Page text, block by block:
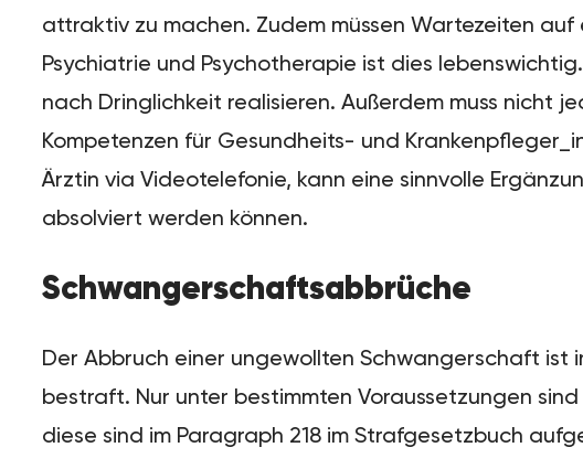
attraktiv zu machen. Zudem müssen Wartezeiten
Psychiatrie und Psychotherapie ist dies
nach Dringlichkeit realisieren. Außerdem muss
Kompetenzen für Gesundheits- und
Ärztin via Videotelefonie, kann eine sinnvolle
absolviert werden können.
Schwangerschaftsabbrüche
Der Abbruch einer ungewollten Schwangerschaft ist
bestraft. Nur unter bestimmten Voraussetzungen
diese sind im Paragraph 218 im Strafgesetzbuch